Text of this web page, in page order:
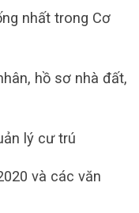
nhất trong Cơ
hồ sơ nhà đất,
lý cư trú
và các văn